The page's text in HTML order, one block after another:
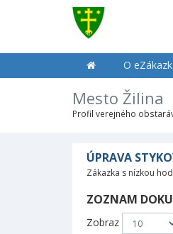
O
Mesto Žilina
Profil verejného
ÚPRAVA
Zákazka s nízkou
ZOZNAM
Zobraz